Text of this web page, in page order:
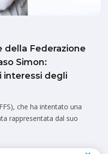
della Federazione
Simon:
interessi degli
che ha intentato una
rappresentata dal suo